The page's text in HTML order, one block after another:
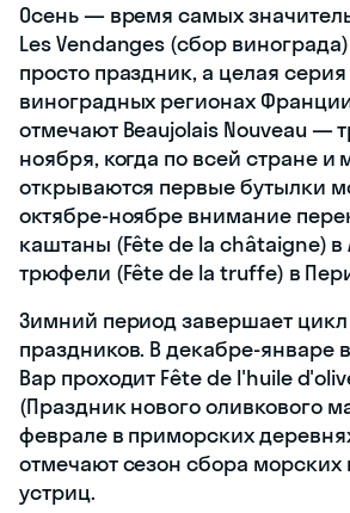
Осень — время самых
Les Vendanges (сбор
просто праздник, а целая
виноградных регионах
отмечают Beaujolais Nouveau —
ноября, когда по всей стране и
открываются первые бутылки
октябре-ноябре внимание
каштаны (Fête de la châtaigne)
трюфели (Fête de la truffe) в
Зимний период завершает
праздников. В декабре-январе
Вар проходит Fête de l'huile
(Праздник нового оливкового
феврале в приморских
отмечают сезон сбора морских
устриц.